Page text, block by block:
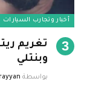
أخبار وتجارب السيارات
تغريم
وبنتلي
بواسطة